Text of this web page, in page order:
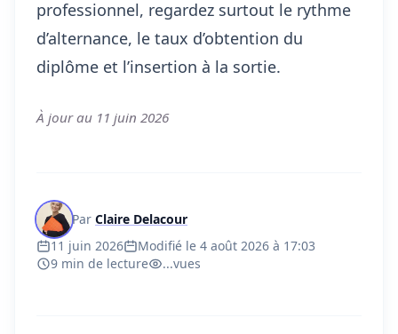
professionnel, regardez surtout le rythme
d’alternance, le taux d’obtention du
diplôme et l’insertion à la sortie.
À jour au 11 juin 2026
Par Claire Delacour
11 juin 2026
Modifié le 4 août 2026 à 17:03
9 min de lecture
...vues